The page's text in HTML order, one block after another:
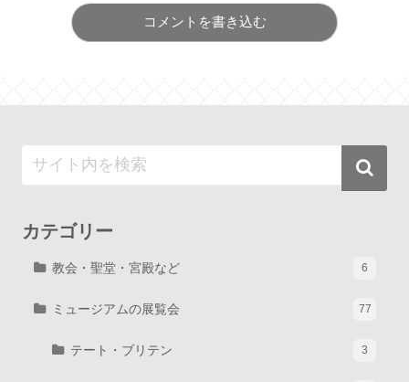
コメントを書き込む
カテゴリー
教会・聖堂・宮殿など 6
ミュージアムの展覧会 77
テート・ブリテン 3